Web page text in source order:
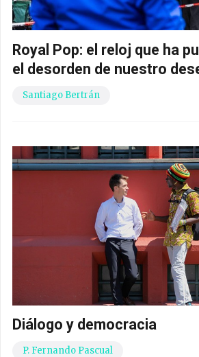
Royal Pop: el reloj que ha
el desorden de nuestro
Santiago Bertrán
Diálogo y democracia
P. Fernando Pascual